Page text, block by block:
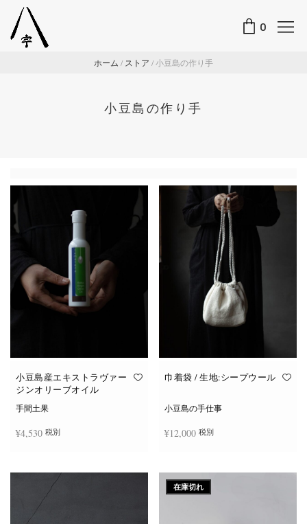
0
ホーム / ストア /小豆島の作り手
小豆島の作り手
小豆島産エキストラヴァー
ジンオリーブオイル
手間土果
¥4,530 税別
の
巾着袋 / 生地:シープウール
小豆島の手仕事
¥12,000 税別
在庫切れ